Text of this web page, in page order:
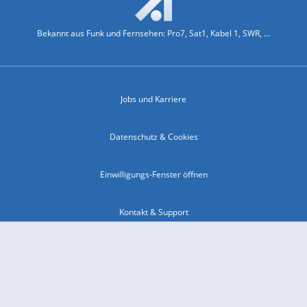
Bekannt aus Funk und Fernsehen: Pro7, Sat1, Kabel 1, SWR, ...
Jobs und Karriere
Datenschutz & Cookies
Einwilligungs-Fenster öffnen
Kontakt & Support